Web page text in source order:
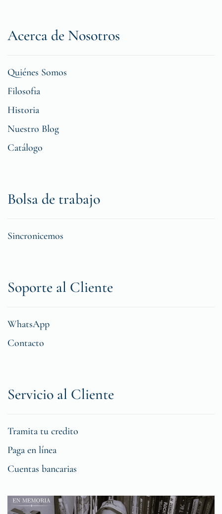
Acerca de Nosotros
Quiénes Somos
Filosofia
Historia
Nuestro Blog
Catálogo
Bolsa de trabajo
Sincronicemos
Soporte al Cliente
WhatsApp
Contacto
Servicio al Cliente
Tramita tu credito
Paga en línea
Cuentas bancarias